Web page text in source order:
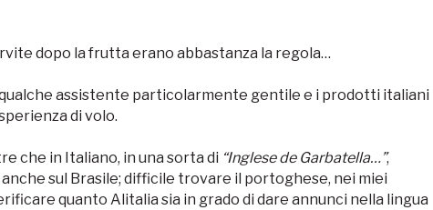
dopo la frutta erano abbastanza la regola…
assistente particolarmente gentile e i prodotti italiani
di volo.
che in Italiano, in una sorta di “Inglese de Garbatella…”,
sul Brasile; difficile trovare il portoghese, nei miei
quanto Alitalia sia in grado di dare annunci nella lingua